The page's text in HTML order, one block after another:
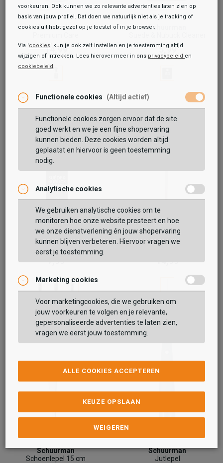
Schuurman
14,99
Schuurman
5,99
Schuurman
Suede & Nubuck Lotion
7,99
Schuurman
Schoenlepel 52 cm
14,99
Schuurman
Schoenlepel 15 cm
Schuurman
Jutlepel
voorkeuren. Ook kunnen we zo relevante advertenties laten zien op
basis van jouw profiel. Dat doen we natuurlijk niet als je tracking of
cookies uit hebt gezet op je toestel of in je browser.
Via 'cookies' kun je ook zelf instellen en je toestemming altijd
wijzigen of intrekken. Lees hierover meer in ons privacybeleid en
cookiebeleid .
Functionele cookies (Altijd actief)
Functionele cookies zorgen ervoor dat de site
goed werkt en we je een fijne shopervaring
kunnen bieden. Deze cookies worden altijd
geplaatst en hiervoor is geen toestemming
nodig.
Analytische cookies
We gebruiken analytische cookies om te
monitoren hoe onze website presteert en hoe
we onze dienstverlening én jouw shopervaring
kunnen blijven verbeteren. Hiervoor vragen we
eerst je toestemming.
Marketing cookies
Voor marketingcookies, die we gebruiken om
jouw voorkeuren te volgen en je relevante,
gepersonaliseerde advertenties te laten zien,
vragen we eerst jouw toestemming.
ALLE COOKIES ACCEPTEREN
KEUZE OPSLAAN
WEIGEREN